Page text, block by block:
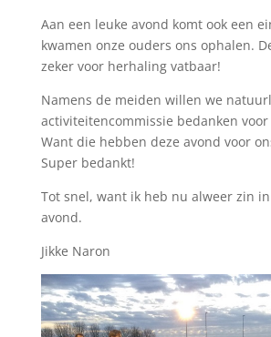
Aan een leuke avond komt ook een
kwamen onze ouders ons ophalen.
zeker voor herhaling vatbaar!
Namens de meiden willen we
activiteitencommissie bedanken voor
Want die hebben deze avond voor
Super bedankt!
Tot snel, want ik heb nu alweer zin
avond.
Jikke Naron